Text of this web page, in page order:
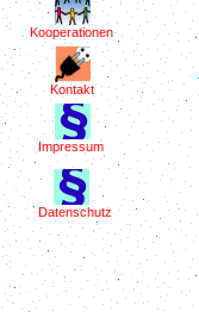
Kooperationen
Kontakt
Impressum
Datenschutz